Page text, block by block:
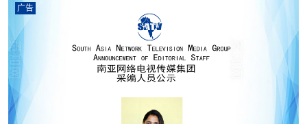
广告